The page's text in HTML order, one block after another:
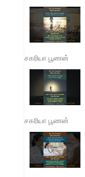
சகரியா பூணன்
சகரியா பூணன்